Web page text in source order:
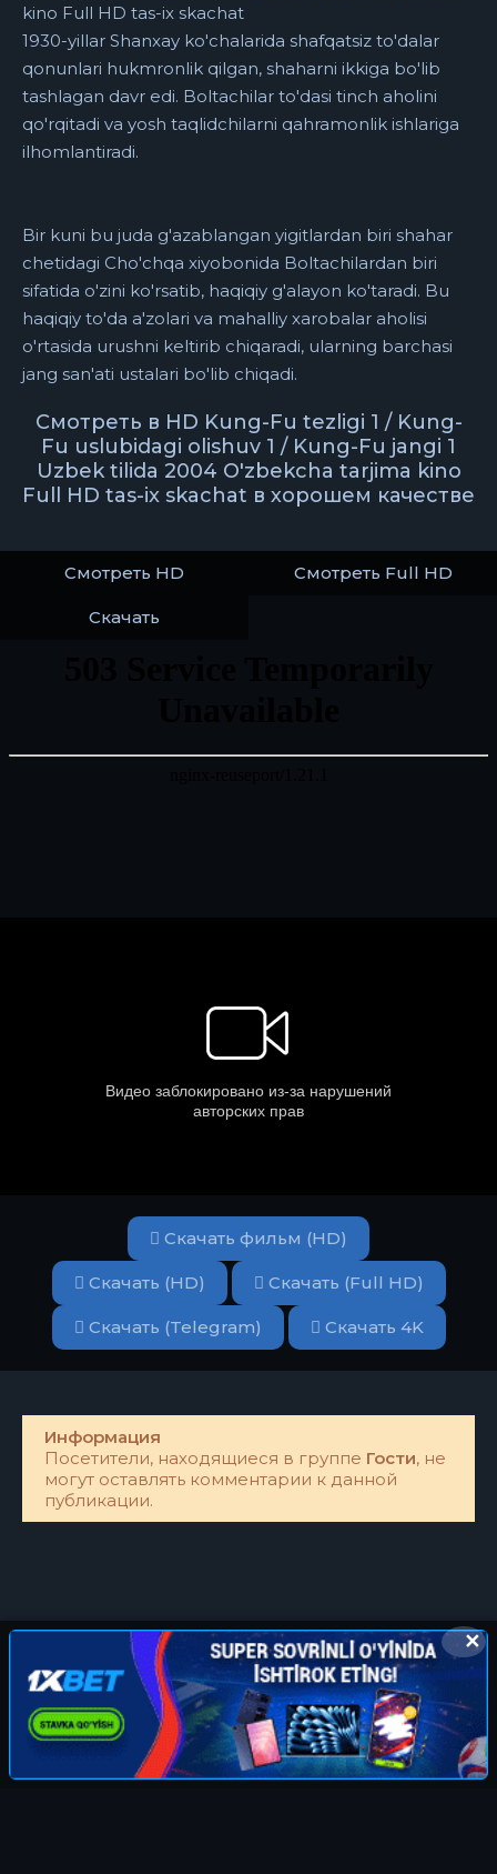
kino Full HD tas-ix skachat
1930-yillar Shanxay ko'chalarida shafqatsiz to'dalar
qonunlari hukmronlik qilgan, shaharni ikkiga bo'lib
tashlagan davr edi. Boltachilar to'dasi tinch aholini
qo'rqitadi va yosh taqlidchilarni qahramonlik ishlariga
ilhomlantiradi.
Bir kuni bu juda g'azablangan yigitlardan biri shahar
chetidagi Cho'chqa xiyobonida Boltachilardan biri
sifatida o'zini ko'rsatib, haqiqiy g'alayon ko'taradi. Bu
haqiqiy to'da a'zolari va mahalliy xarobalar aholisi
o'rtasida urushni keltirib chiqaradi, ularning barchasi
jang san'ati ustalari bo'lib chiqadi.
Смотреть в HD Kung-Fu tezligi 1 / Kung-
Fu uslubidagi olishuv 1 / Kung-Fu jangi 1
Uzbek tilida 2004 O'zbekcha tarjima kino
Full HD tas-ix skachat в хорошем качестве
Смотреть HD Смотреть Full HD
Скачать
Скачать фильм (HD)
Скачать (HD) Скачать (Full HD)
Скачать (Telegram) Скачать 4K
Информация
Посетители, находящиеся в группе Гости, не
могут оставлять комментарии к данной
публикации.
✕